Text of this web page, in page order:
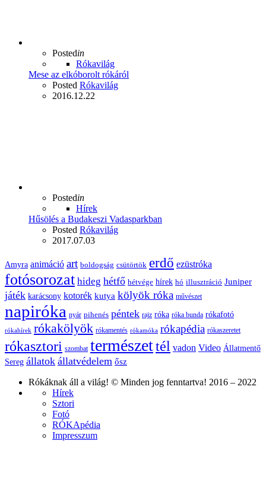
Postedin
Rókavilág
Mese az elkóborolt rókáról
Posted Rókavilág
2016.12.22
Postedin
Hírek
Hűsölés a Budakeszi Vadasparkban
Posted Rókavilág
2017.07.03
Amyra animáció art boldogság csütörtök erdő ezüstróka
fotósorozat hideg hétfő hétvége hírek hó illusztráció Juniper
játék karácsony kotorék kutya kölyök róka művészet
napiróka nyár pihenés péntek rajz róka róka bunda rókafotó
rókahírek rókakölyök rókamentés rókamóka rókapédia rókaszeretet
rókasztori szombat természettél vadon Video Állatmentő
Sereg állatok állatvédelem ősz
Rókáknak áll a világ! © Minden jog fenntartva! 2016 – 2022
Hírek
Sztori
Fotó
RÓKApédia
Impresszum